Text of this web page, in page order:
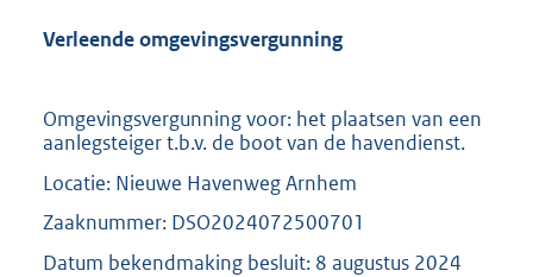
2
K
b
Verleende omgevingsvergunning
Omgevingsvergunning voor: het plaatsen van een
aanlegsteiger t.b.v. de boot van de havendienst.
Locatie: Nieuwe Havenweg Arnhem
Zaaknummer: DSO2024072500701
Datum bekendmaking besluit: 8 augustus 2024